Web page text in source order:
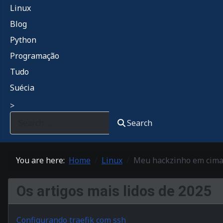
Linux
Blog
Python
Programação
Tudo
Suécia
>
Search
You are here: Home Linux Meu hackzinho em
Os artigos mais lidos de 2025
Configurando traefik com ssh